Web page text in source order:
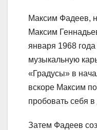
Максим Фадеев,
Максим
января 1968
музыкальную
«Градусы» в
вскоре Максим
пробовать себя
Затем Фадеев